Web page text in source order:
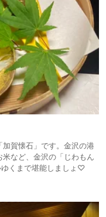
賀懐石」です。金沢の港
など、金沢の「じわもん
くまで堪能しましょ♡